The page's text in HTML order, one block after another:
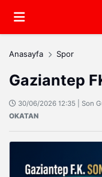
Anasayfa Spor
Gaziantep
30/06/2026 12:35 | Son
OKATAN